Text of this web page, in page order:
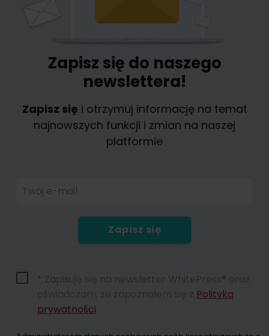
Zapisz się do naszego
newslettera!
Zapisz się i otrzymuj informację na temat
najnowszych funkcji i zmian na naszej
platformie
Twój e-mail
Zapisz się
Polityką
prywatności